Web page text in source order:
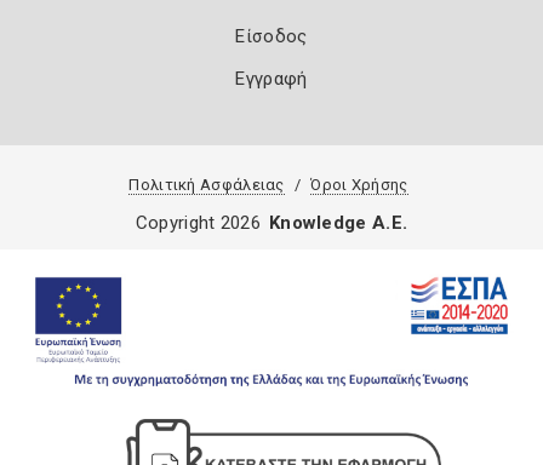
Είσοδος
Εγγραφή
Πολιτική Ασφάλειας Όροι Χρήσης
Copyright 2026 Knowledge A.E.